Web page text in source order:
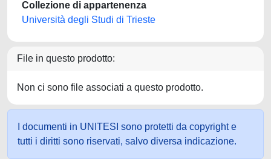
Collezione di appartenenza
Università degli Studi di Trieste
File in questo prodotto:
Non ci sono file associati a questo prodotto.
I documenti in UNITESI sono protetti da copyright e
tutti i diritti sono riservati, salvo diversa indicazione.